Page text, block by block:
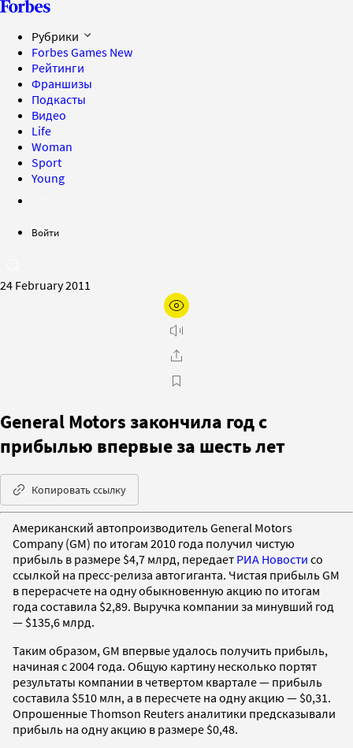
Рубрики
Forbes Games New
Рейтинги
Франшизы
Подкасты
Видео
Life
Woman
Sport
Young
Войти
24 February 2011
General Motors закончила год с
прибылью впервые за шесть лет
Копировать ссылку
Американский автопроизводитель General Motors
Company (GM) по итогам 2010 года получил чистую
прибыль в размере $4,7 млрд, передает РИА Новости со
ссылкой на пресс-релиза автогиганта. Чистая прибыль GM
в перерасчете на одну обыкновенную акцию по итогам
года составила $2,89. Выручка компании за минувший год
— $135,6 млрд.
Таким образом, GM впервые удалось получить прибыль,
начиная с 2004 года. Общую картину несколько портят
результаты компании в четвертом квартале — прибыль
составила $510 млн, а в пересчете на одну акцию — $0,31.
Опрошенные Thomson Reuters аналитики предсказывали
прибыль на одну акцию в размере $0,48.